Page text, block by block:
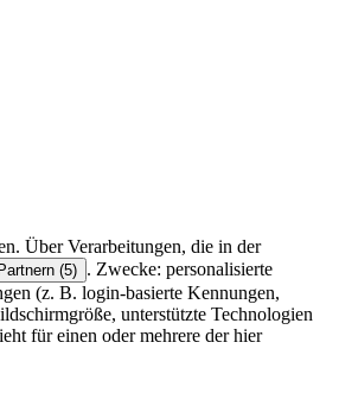
Über Verarbeitungen, die in der
(5) . Zwecke: personalisierte
(z. B. login-basierte Kennungen,
unterstützte Technologien
für einen oder mehrere der hier